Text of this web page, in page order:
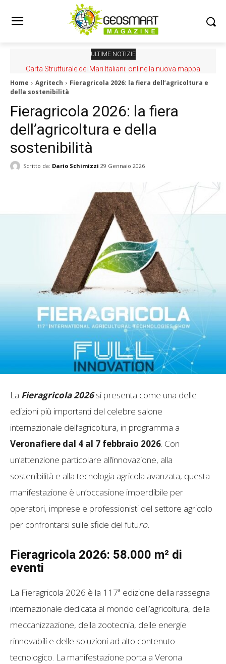
ULTIME NOTIZIE
Carta Strutturale dei Mari Italiani: online la nuova mappa
Home Agritech
Fieragricola 2026: la fiera dell’agricoltura e
della sostenibilità
Fieragricola 2026: la fiera
dell’agricoltura e della
sostenibilità
Scritto da: Dario Schimizzi 29 Gennaio 2026
La Fieragricola 2026si presenta come una delle
edizioni più importanti del celebre salone
internazionale dell’agricoltura, in programma a
Veronafiere dal 4 al 7 febbraio 2026. Con
un’attenzione particolare all’innovazione, alla
sostenibilità e alla tecnologia agricola avanzata, questa
manifestazione è un’occasione imperdibile per
operatori, imprese e professionisti del settore agricolo
per confrontarsi sulle sfide del futuro.
Fieragricola 2026: 58.000 m² di
eventi
La Fieragricola 2026 è la 117ª edizione della rassegna
internazionale dedicata al mondo dell’agricoltura, della
meccanizzazione, della zootecnia, delle energie
rinnovabili e delle soluzioni ad alto contenuto
tecnologico. La manifestazione porta a Verona